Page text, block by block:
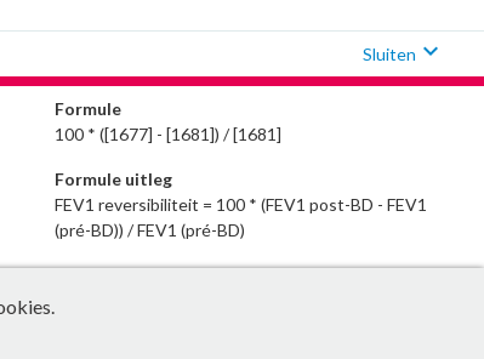
Sluiten expand_more
Formule
100 * ([1677] - [1681]) / [1681]
Formule uitleg
FEV1 reversibiliteit = 100 * (FEV1 post-BD - FEV1
(pré-BD)) / FEV1 (pré-BD)